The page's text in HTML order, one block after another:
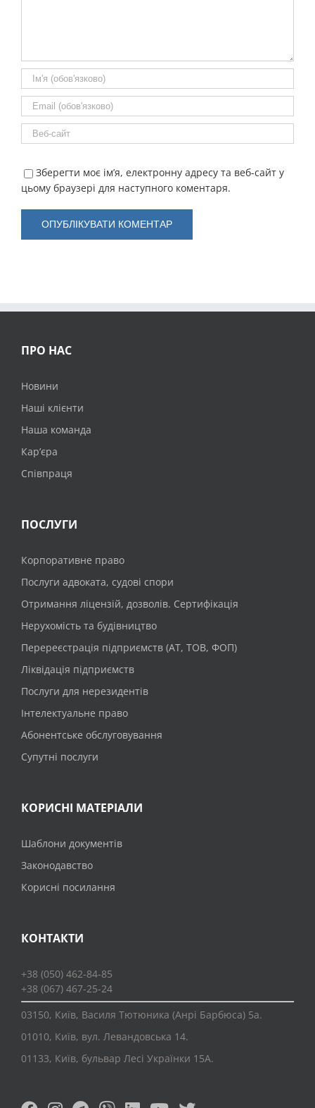
Зберегти моє ім’я, електронну адресу та веб-сайт у
цьому браузері для наступного коментаря.
ПРО НАС
Новини
Наші клієнти
Наша команда
Кар’єра
Співпраця
ПОСЛУГИ
Корпоративне право
Послуги адвоката, судові спори
Отримання ліцензій, дозволів. Сертифікація
Нерухомість та будівництво
Перереєстрація підприємств (АТ, ТОВ, ФОП)
Ліквідація підприємств
Послуги для нерезидентів
Інтелектуальне право
Абонентське обслуговування
Супутні послуги
КОРИСНІ МАТЕРІАЛИ
Шаблони документів
Законодавство
Корисні посилання
КОНТАКТИ
+38 (050) 462-84-85
+38 (067) 467-25-24
03150, Київ, Василя Тютюника (Анрі Барбюса) 5а.
01010, Київ, вул. Левандовська 14.
01133, Київ, бульвар Лесі Українки 15А.